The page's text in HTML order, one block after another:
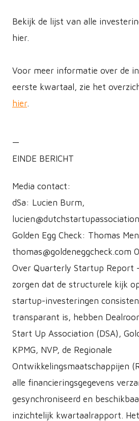
Bekijk de lijst van alle
hier.
Voor meer informatie over de
eerste kwartaal, zie het
hier.
—
EINDE BERICHT
Media contact:
dSa: Lucien Burm,
Golden Egg Check: Thomas
thomas@goldeneggcheck.com
Over Quarterly Startup Report
zorgen dat de structurele kijk
startup-investeringen
transparant is, hebben
Start Up Association (DSA),
KPMG, NVP, de Regionale
Ontwikkelingsmaatschappijen
alle financieringsgegevens
gesynchroniseerd en
inzichtelijk kwartaalrapport.